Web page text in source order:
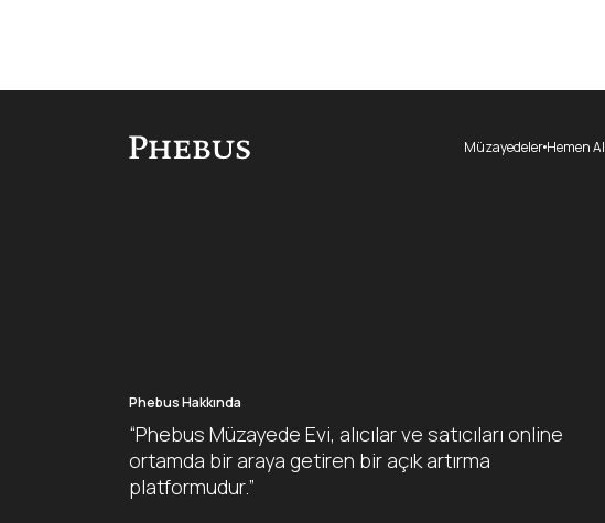
MüzayedelerHemen Al
Phebus Hakkında
“Phebus Müzayede Evi, alıcılar ve satıcıları online
ortamda bir araya getiren bir açık artırma
platformudur.”